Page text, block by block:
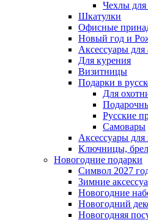
Чехлы для
Шкатулки
Офисные
Новый год и
Аксессуары для
Для курения
Визитницы
Подарки в
Для
Русские
Самовары
Аксессуары
Ключницы,
Новогодние подарки
Символ 2027
Зимние
Новогодние
Новогодний
Новогодняя